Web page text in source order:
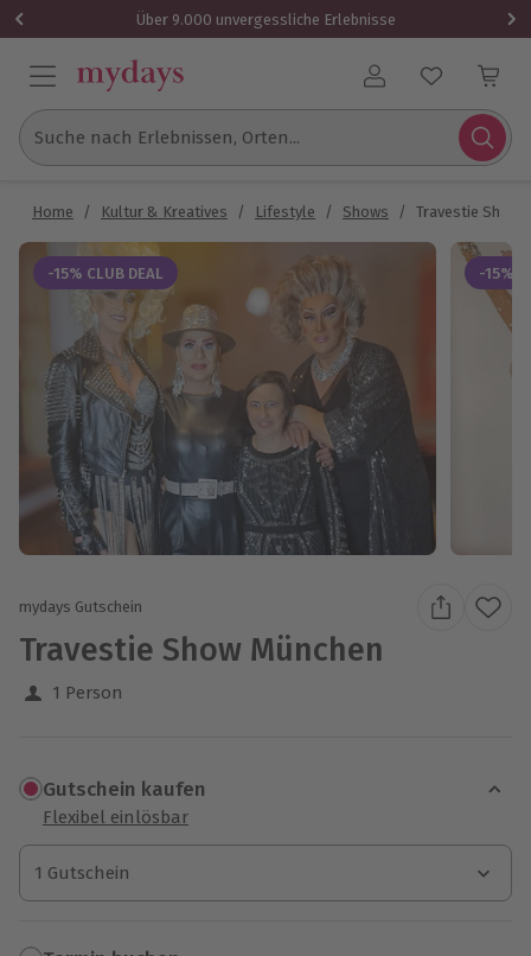
Über 9.000 unvergessliche Erlebnisse
Benutzerkonto
Suche nach Erlebnissen, Orten...
Home / Kultur & Kreatives / Lifestyle / Shows / Travestie Show
-15% CLUB DEAL -15%
mydays Gutschein
Travestie Show München
1 Person
Gutschein kaufen
Flexibel einlösbar
1 Gutschein
1 Gutschein
1 Gutschein